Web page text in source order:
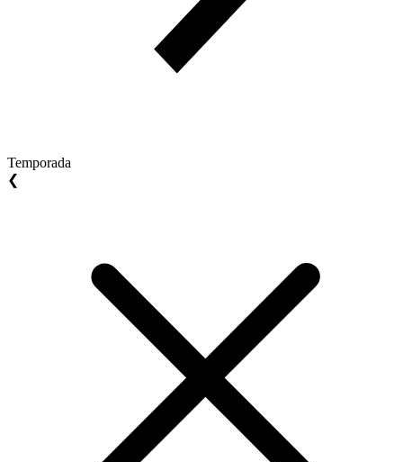
Temporada
❮